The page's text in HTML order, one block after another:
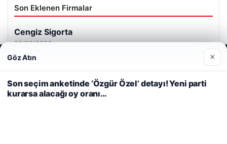
Son Eklenen Firmalar
Cengiz Sigorta
23/06/2026
Web sitemizi nasıl kullandığınızı daha iyi anlayabilmek,
deneyiminizi kişiselleştirmek ve geliştirmek amacıyla çerezler
kullanıyoruz.
Çerez Politikamız
Reddet Kabul Et
Göz Atın ×
Son seçim anketinde ‘Özgür Özel’ detayı! Yeni parti
kurarsa alacağı oy oranı…